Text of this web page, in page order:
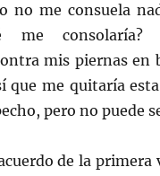
no me consuela
me consolaría?
mis piernas en
que me quitaría
pero no puede
de la primera